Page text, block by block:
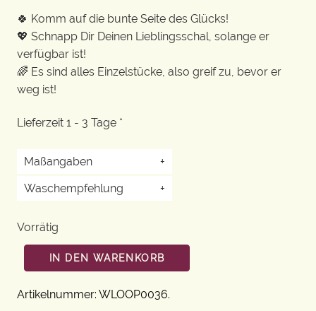
🍀 Komm auf die bunte Seite des Glücks!
💖 Schnapp Dir Deinen Lieblingsschal, solange er
verfügbar ist!
🌈 Es sind alles Einzelstücke, also greif zu, bevor er
weg ist!
Lieferzeit 1 - 3 Tage *
Maßangaben
+
Waschempfehlung
+
Vorrätig
IN DEN WARENKORB
Artikelnummer: WLOOP0036.